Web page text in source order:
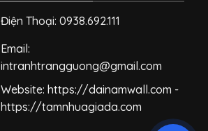
Điện Thoại: 0938.692.111
Email:
intranhtrangguong@gmail.com
Website: https://dainamwall.com -
https://tamnhuagiada.com